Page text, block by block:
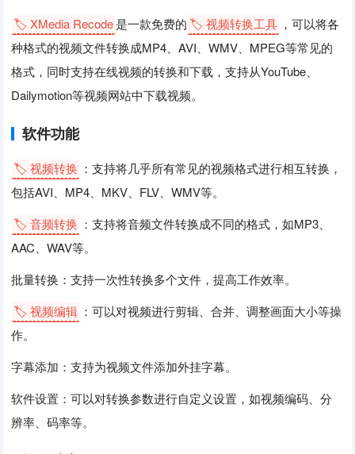
🏷️ XMedia Recode是一款免费的 🏷️ 视频转换工具 ，可以将各
种格式的视频文件转换成MP4、AVI、WMV、MPEG等常见的
格式，同时支持在线视频的转换和下载，支持从YouTube、
Dailymotion等视频网站中下载视频。
软件功能
🏷️ 视频转换 ：支持将几乎所有常见的视频格式进行相互转换，
包括AVI、MP4、MKV、FLV、WMV等。
🏷️ 音频转换 ：支持将音频文件转换成不同的格式，如MP3、
AAC、WAV等。
批量转换：支持一次性转换多个文件，提高工作效率。
🏷️ 视频编辑 ：可以对视频进行剪辑、合并、调整画面大小等操
作。
字幕添加：支持为视频文件添加外挂字幕。
软件设置：可以对转换参数进行自定义设置，如视频编码、分
辨率、码率等。